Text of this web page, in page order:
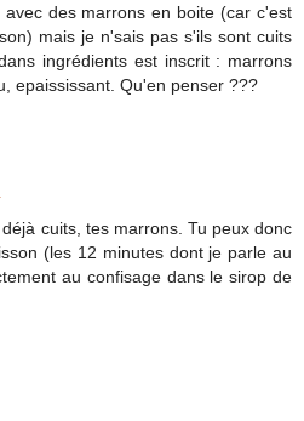
des marrons en boite (car c'est
mais je n'sais pas s'ils sont cuits
ingrédients est inscrit : marrons
epaississant. Qu'en penser ???
cuits, tes marrons. Tu peux donc
(les 12 minutes dont je parle au
au confisage dans le sirop de